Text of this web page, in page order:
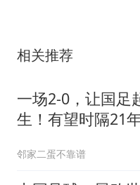
相关推荐
一场2-0，让国足
生！有望时隔21
邻家二蛋不靠谱